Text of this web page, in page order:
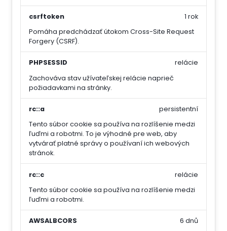
csrftoken
Pomáha predchádzať útokom Cross-Site Request
Forgery (CSRF).
1 rok
PHPSESSID
Zachováva stav užívateľskej relácie naprieč
požiadavkami na stránky.
relácie
rc::a
Tento súbor cookie sa používa na rozlíšenie medzi
ľuďmi a robotmi. To je výhodné pre web, aby
vytvárať platné správy o používaní ich webových
stránok.
persistentní
rc::c
Tento súbor cookie sa používa na rozlíšenie medzi
ľuďmi a robotmi.
relácie
AWSALBCORS
6 dnů